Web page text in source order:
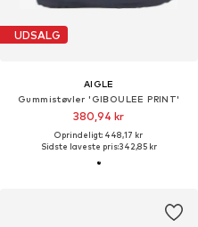
UDSALG
AIGLE
Gummistøvler 'GIBOULEE PRINT'
380,94 kr
Oprindeligt: 448,17 kr
Sidste laveste pris:342,85 kr